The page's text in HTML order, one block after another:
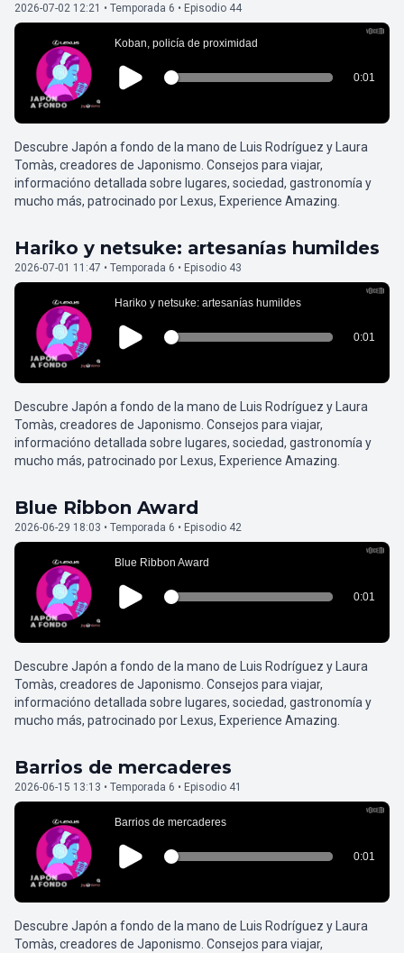
2026-07-02 12:21 • Temporada 6 • Episodio 44
Descubre Japón a fondo de la mano de Luis Rodríguez y Laura
Tomàs, creadores de Japonismo. Consejos para viajar,
informacióno detallada sobre lugares, sociedad, gastronomía y
mucho más, patrocinado por Lexus, Experience Amazing.
Hariko y netsuke: artesanías humildes
2026-07-01 11:47 • Temporada 6 • Episodio 43
Descubre Japón a fondo de la mano de Luis Rodríguez y Laura
Tomàs, creadores de Japonismo. Consejos para viajar,
informacióno detallada sobre lugares, sociedad, gastronomía y
mucho más, patrocinado por Lexus, Experience Amazing.
Blue Ribbon Award
2026-06-29 18:03 • Temporada 6 • Episodio 42
Descubre Japón a fondo de la mano de Luis Rodríguez y Laura
Tomàs, creadores de Japonismo. Consejos para viajar,
informacióno detallada sobre lugares, sociedad, gastronomía y
mucho más, patrocinado por Lexus, Experience Amazing.
Barrios de mercaderes
2026-06-15 13:13 • Temporada 6 • Episodio 41
Descubre Japón a fondo de la mano de Luis Rodríguez y Laura
Tomàs, creadores de Japonismo. Consejos para viajar,